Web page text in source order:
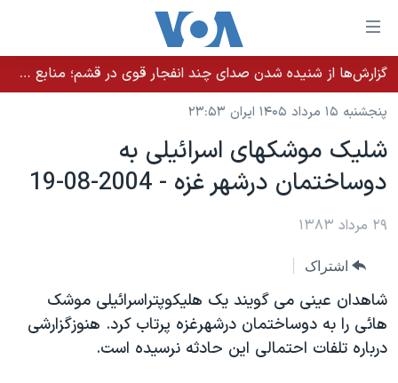
لینکهای
قابل
دسترسی
جهش
محتوای
اصلی
جهش
به
اصلی
جهش
به
جستجو
خانه
نسخه سبک وب‌سایت
موضوع ها
ایران
آمریکا
گزیده‌ها
ویژه برنامه‌ها
برنامه های تلویزیونی
جدول برنامه ها
صفحه‌های ویژه
عملیات خشم حماسی
۲۵۰سالگی آمریکا
فرکانس‌های صدای آمریکا
پخش رادیویی
گزارش‌ها از شنیده شدن صدای چند انفجار قوی در قشم؛ منابع حکومتی می‌گویند درگیری در تنگه هرمز بود
پنجشنبه ۱۵ مرداد ۱۴۰۵ ایران ۲۳:۵۳
شليک موشکهای اسرائيلی به
دوساختمان درشهر غزه - 2004-08-19
۲۹ مرداد ۱۳۸۳
اشتراک
شاهدان عينی می گويند يک هليکوپتراسرائيلی موشک
هائی را به دوساختمان درشهرغزه پرتاب کرد. هنوزگزارشی
درباره تلفات احتمالی اين حادثه نرسيده است.